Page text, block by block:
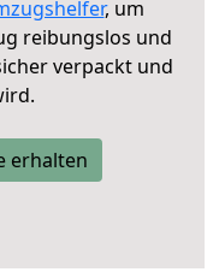
, um
reibungslos und
verpackt und
erhalten